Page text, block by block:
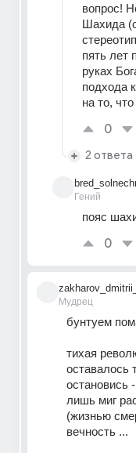
вопрос!
Шахида
пять лет
руках
подхода
на то,
0
2 ответа
Гений
пояс
0
Мудрец
бунтуем
тихая
оставалось
остановись
лишь миг
(жизнью
вечность ...